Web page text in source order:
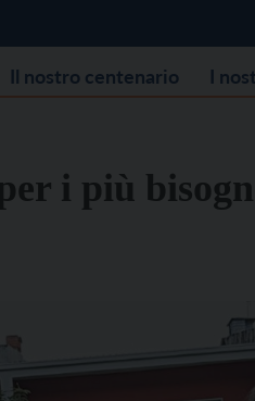
Il nostro centenario I
i più